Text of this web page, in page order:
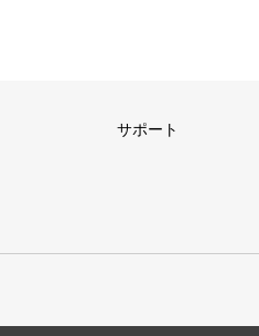
サポート